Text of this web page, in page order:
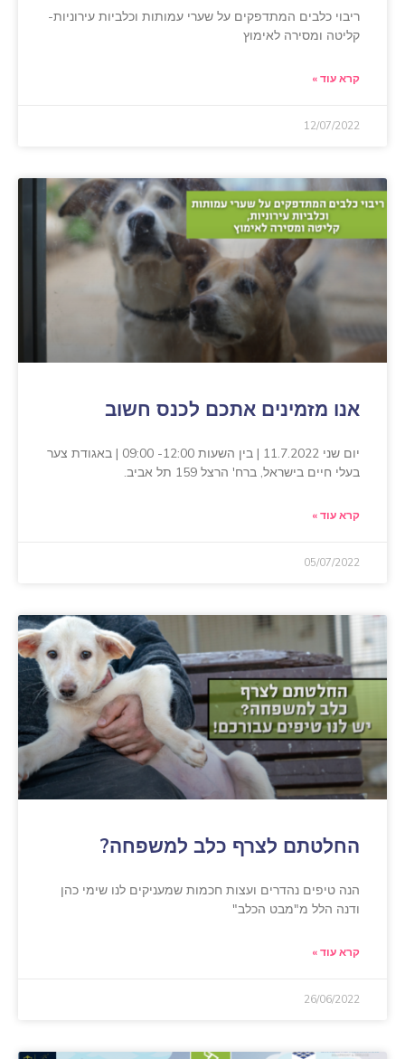
ריבוי כלבים המתדפקים על שערי עמותות וכלביות עירוניות-
קליטה ומסירה לאימוץ
קרא עוד »
12/07/2022
אנו מזמינים אתכם לכנס חשוב
יום שני 11.7.2022 | בין השעות 12:00- 09:00 | באגודת צער
בעלי חיים בישראל, ברח' הרצל 159 תל אביב.
קרא עוד »
05/07/2022
החלטתם לצרף כלב למשפחה?
הנה טיפים נהדרים ועצות חכמות שמעניקים לנו שימי כהן
ודנה הלל מ"מבט הכלב"
קרא עוד »
26/06/2022